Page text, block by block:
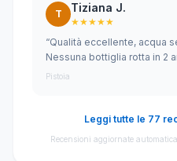
T Tiziana J.
★★★★★
“Qualità eccellente, acqua
Nessuna bottiglia rotta in 2
Pistoia
Leggi tutte le 77
Recensioni aggiornate